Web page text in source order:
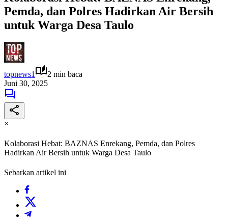
Pemda, dan Polres Hadirkan Air Bersih
untuk Warga Desa Taulo
topnews1
2 min baca
Juni 30, 2025
×
Kolaborasi Hebat: BAZNAS Enrekang, Pemda, dan Polres
Hadirkan Air Bersih untuk Warga Desa Taulo
Sebarkan artikel ini